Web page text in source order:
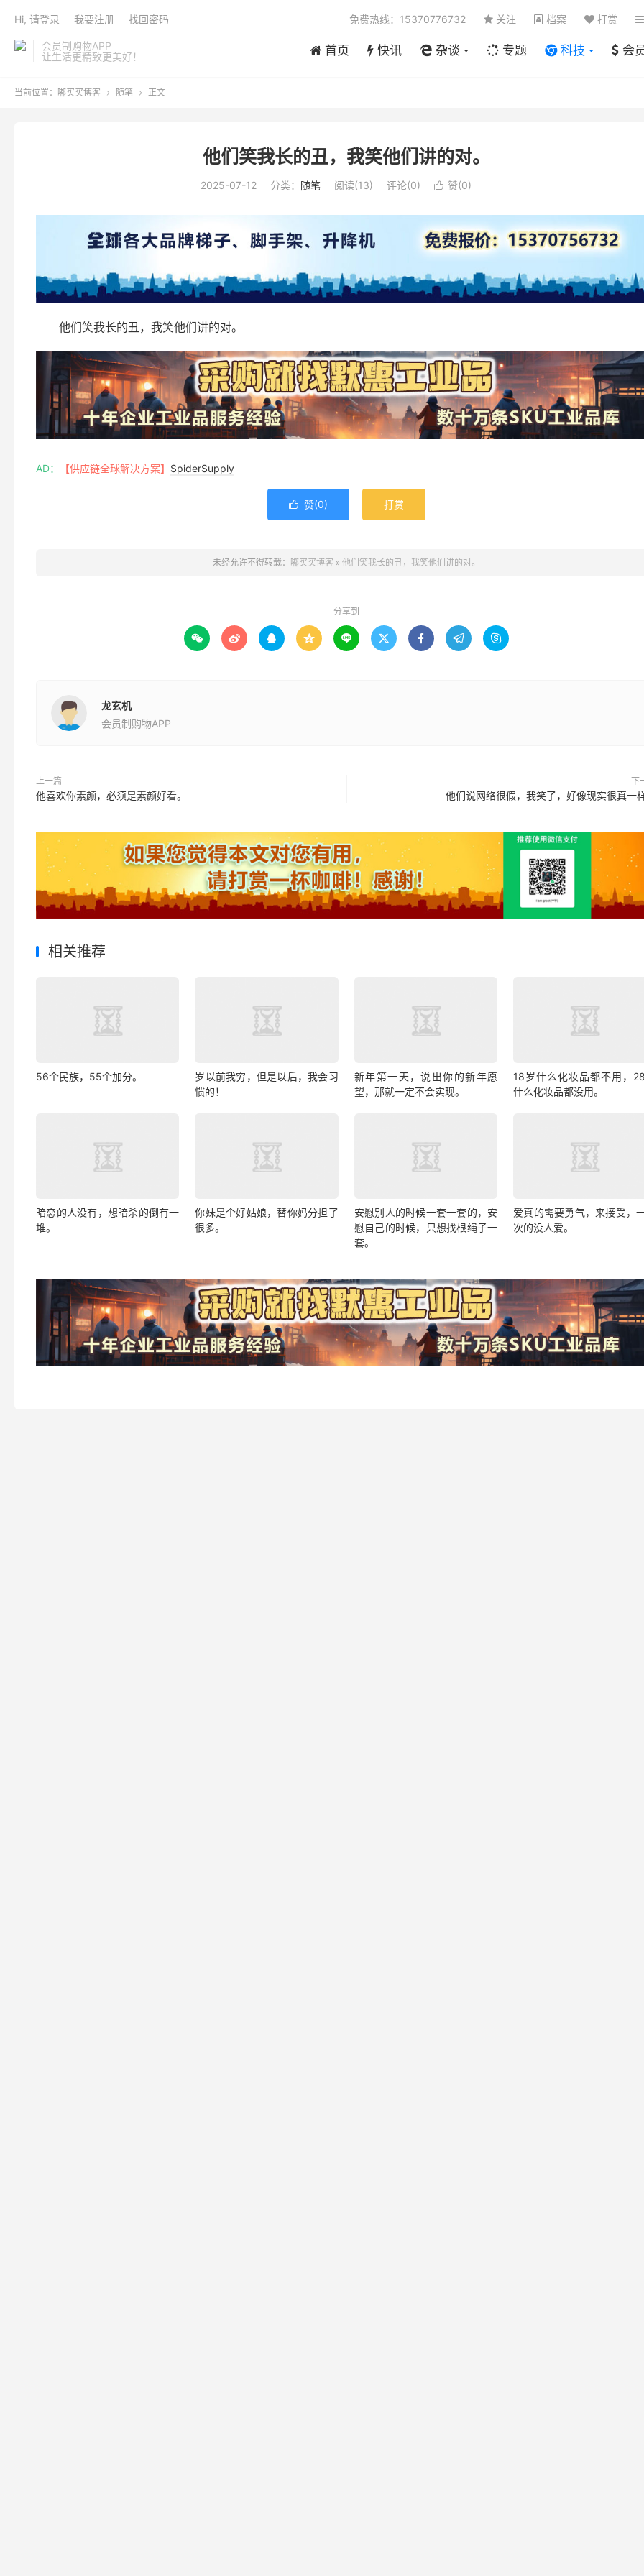
会员制购物APP
让生活更精致更美好！
首页 快讯 杂谈 专题 科技 会
免费热线：15370776732 关注 档案 打赏
Hi, 请登录 我要注册 找回密码
当前位置： 嘟买买博客  随笔  正文
他们笑我长的丑，我笑他们讲的对。
2025-07-12 分类： 随笔 阅读(13) 评论(0)  赞(0)
他们笑我长的丑，我笑他们讲的对。
AD： 【供应链全球解决方案】 SpiderSupply
 赞(0) 打赏
未经允许不得转载： 嘟买买博客 » 他们笑我长的丑，我笑他们讲的对。
分享到
        
龙玄机
会员制购物APP
上一篇
他喜欢你素颜，必须是素颜好看。
下
他们说网络很假，我笑了，好像现实很真一
相关推荐
56个民族，55个加分。
岁以前我穷，但是以后，我会习
惯的！
新年第一天，说出你的新年愿
望，那就一定不会实现。
18岁什么化妆品都不用，
什么化妆品都没用。
暗恋的人没有，想暗杀的倒有一
堆。
你妹是个好姑娘，替你妈分担了
很多。
安慰别人的时候一套一套的，安
慰自己的时候，只想找根绳子一
套。
爱真的需要勇气，来接受，
次的没人爱。